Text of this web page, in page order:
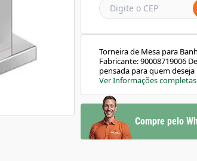
Torneira de Mesa para
Fabricante: 90008719006
pensada para quem
design moderno com
acionamento suave e
conforto no uso diário.
compacto: ideal para
embutido: evita respingos
com cartucho de vedação
Ver Informações
Compre pelo